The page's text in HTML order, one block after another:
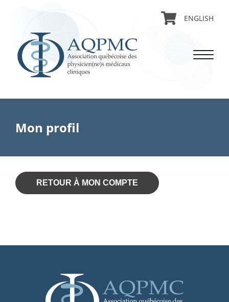
ENGLISH
Mon profil
RETOUR À MON COMPTE